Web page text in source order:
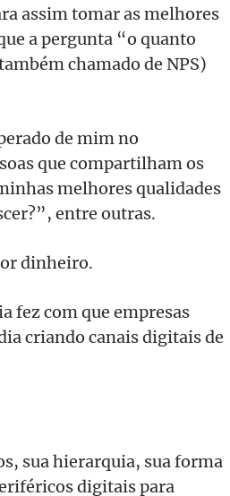
assim tomar as melhores
a pergunta “o quanto
chamado de NPS)
de mim no
que compartilham os
melhores qualidades
entre outras.
dinheiro.
fez com que empresas
criando canais digitais de
sua hierarquia, sua forma
digitais para